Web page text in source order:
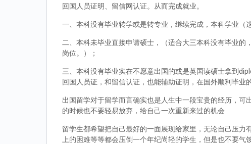
回国人员证明、留信网认证。从而完成就业。
一、本科没有毕业转学或是转专业，继续完成，本科学业（
二、本科未毕业直接申请硕士，（适合大三本科没有毕业
岗位。）；
三、本科没有毕业实在不愿意出国的或是英国读硕士拿到
回国人员证，和留信认证，也能辅助证明，在国外顺利毕业
出国留学对于留学而言确实也是人生中一段宝贵的经历，
的时候也不要轻易放弃，给自己一次重新来过的机会
留学生都希望把自己最好的一面展现给家里，无论自己压
上的困难等等都会压倒一个年纪尚轻的学生，但是也不要